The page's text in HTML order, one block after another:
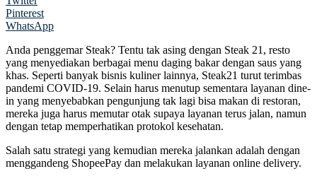
Pinterest
WhatsApp
Anda penggemar Steak? Tentu tak asing dengan Steak 21, resto
yang menyediakan berbagai menu daging bakar dengan saus yang
khas. Seperti banyak bisnis kuliner lainnya, Steak21 turut terimbas
pandemi COVID-19. Selain harus menutup sementara layanan dine-
in yang menyebabkan pengunjung tak lagi bisa makan di restoran,
mereka juga harus memutar otak supaya layanan terus jalan, namun
dengan tetap memperhatikan protokol kesehatan.
Salah satu strategi yang kemudian mereka jalankan adalah dengan
menggandeng ShopeePay dan melakukan layanan online delivery.